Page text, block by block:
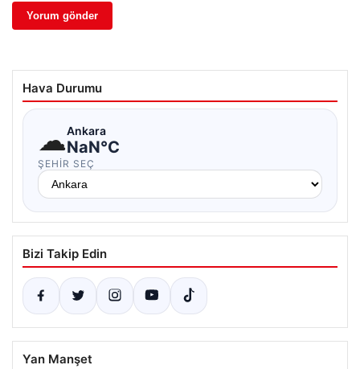
Hava Durumu
☁Ankara
NaN°C
ŞEHIR SEÇ
Bizi Takip Edin
Yan Manşet